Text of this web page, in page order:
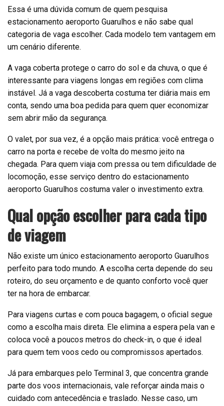
Essa é uma dúvida comum de quem pesquisa
estacionamento aeroporto Guarulhos e não sabe qual
categoria de vaga escolher. Cada modelo tem vantagem em
um cenário diferente.
A vaga coberta protege o carro do sol e da chuva, o que é
interessante para viagens longas em regiões com clima
instável. Já a vaga descoberta costuma ter diária mais em
conta, sendo uma boa pedida para quem quer economizar
sem abrir mão da segurança.
O valet, por sua vez, é a opção mais prática: você entrega o
carro na porta e recebe de volta do mesmo jeito na
chegada. Para quem viaja com pressa ou tem dificuldade de
locomoção, esse serviço dentro do estacionamento
aeroporto Guarulhos costuma valer o investimento extra.
Qual opção escolher para cada tipo
de viagem
Não existe um único estacionamento aeroporto Guarulhos
perfeito para todo mundo. A escolha certa depende do seu
roteiro, do seu orçamento e de quanto conforto você quer
ter na hora de embarcar.
Para viagens curtas e com pouca bagagem, o oficial segue
como a escolha mais direta. Ele elimina a espera pela van e
coloca você a poucos metros do check-in, o que é ideal
para quem tem voos cedo ou compromissos apertados.
Já para embarques pelo Terminal 3, que concentra grande
parte dos voos internacionais, vale reforçar ainda mais o
cuidado com antecedência e traslado. Nesse caso, um